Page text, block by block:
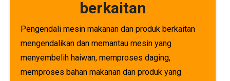
berkaitan
Pengendali mesin makanan dan produk berkaitan
mengendalikan dan memantau mesin yang
menyembelih haiwan, memproses daging,
memproses bahan makanan dan produk yang